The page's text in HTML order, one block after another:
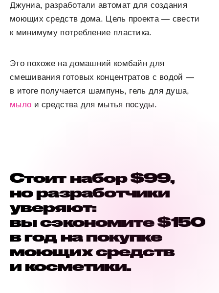
Джуниа, разработали автомат для создания
моющих средств дома. Цель проекта — свести
к минимуму потребление пластика.
Это похоже на домашний комбайн для
смешивания готовых концентратов с водой —
в итоге получается шампунь, гель для душа,
мыло и средства для мытья посуды.
Стоит набор $99,
но разработчики
уверяют:
вы сэкономите $150
в год на покупке
моющих средств
и косметики.